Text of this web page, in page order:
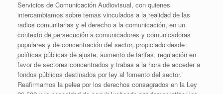
Servicios de Comunicación Audiovisual, con quienes
intercambiamos sobre temas vinculados a la realidad de las
radios comunitarias y el derecho a la comunicación, en un
contexto de persecución a comunicadores y comunicadoras
populares y de concentración del sector, propiciado desde
políticas públicas de ajuste, aumento de tarifas, regulación en
favor de sectores concentrados y trabas a la hora de acceder a
fondos públicos destinados por ley al fomento del sector.
Reafirmamos la pelea por los derechos consagrados en la Ley